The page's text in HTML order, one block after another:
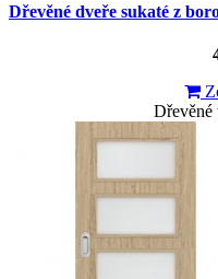
Dřevěné dveře sukaté z
Dřevěné